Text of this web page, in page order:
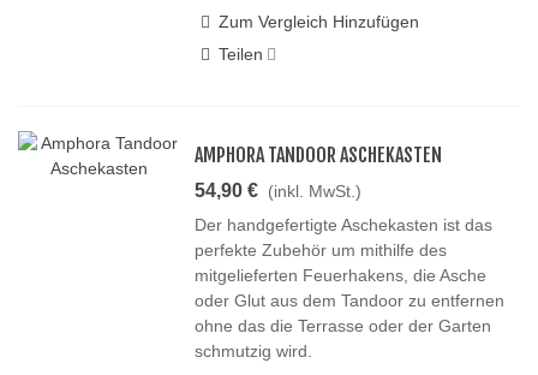
Zum Vergleich Hinzufügen
Teilen
AMPHORA TANDOOR ASCHEKASTEN
54,90 € (inkl. MwSt.)
Der handgefertigte Aschekasten ist das
perfekte Zubehör um mithilfe des
mitgelieferten Feuerhakens, die Asche
oder Glut aus dem Tandoor zu entfernen
ohne das die Terrasse oder der Garten
schmutzig wird.